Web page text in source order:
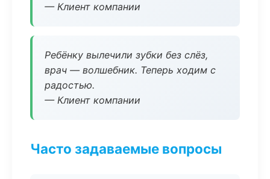
— Клиент компании
Ребёнку вылечили зубки без слёз,
врач — волшебник. Теперь ходим с
радостью.
— Клиент компании
Часто задаваемые вопросы